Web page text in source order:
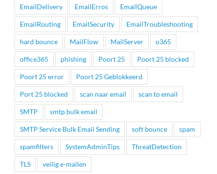
EmailDelivery EmailErros EmailQueue
EmailRouting EmailSecurity EmailTroubleshooting
hard bounce MailFlow MailServer o365
office365 phishing Poort 25 Poort 25 blocked
Poort 25 error Poort 25 Geblokkeerd
Port 25 blocked scan naar email scan to email
SMTP smtp bulk email
SMTP Service Bulk Email Sending soft bounce spam
spamfilters SystemAdminTips ThreatDetection
TLS veilig e-mailen